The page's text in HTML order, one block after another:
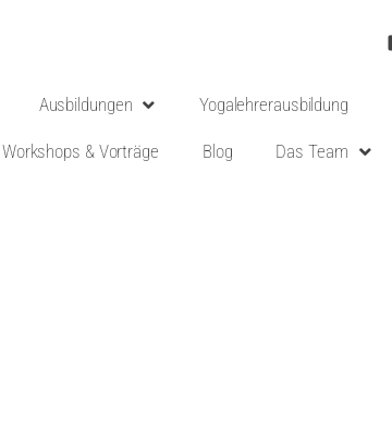
Ausbildungen Yogalehrerausbildung
Workshops & Vorträge Blog Das Team